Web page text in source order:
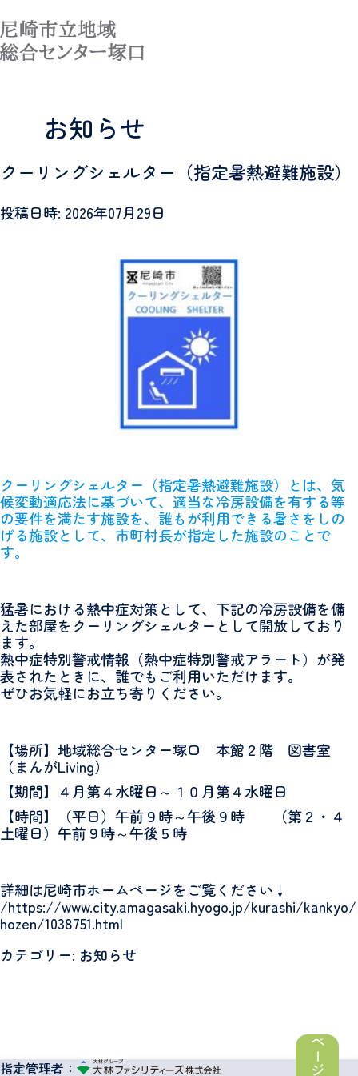
お知らせ
クーリングシェルター（指定暑熱避難施設）
投稿日時: 2026年07月29日
クーリングシェルター（指定暑熱避難施設）とは、気
候変動適応法に基づいて、適当な冷房設備を有する等
の要件を満たす施設を、誰もが利用できる暑さをしの
げる施設として、市町村長が指定した施設のことで
す。
猛暑における熱中症対策として、下記の冷房設備を備
えた部屋をクーリングシェルターとして開放しており
ます。
熱中症特別警戒情報（熱中症特別警戒アラート）が発
表されたときに、誰でもご利用いただけます。
ぜひお気軽にお立ち寄りください。
【場所】地域総合センター塚口 本館２階 図書室
（まんがLiving）
【期間】４月第４水曜日～１０月第４水曜日
【時間】（平日）午前９時～午後９時 （第２・４
土曜日）午前９時～午後５時
詳細は尼崎市ホームページをご覧ください↓
/https://www.city.amagasaki.hyogo.jp/kurashi/kankyo/
hozen/1038751.html
カテゴリー: お知らせ
指定管理者：